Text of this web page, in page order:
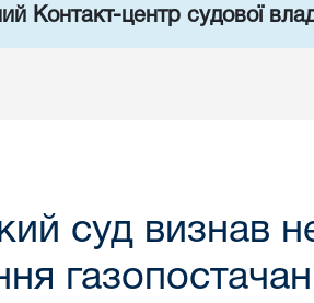
Контакт-центр судової
суд визнав